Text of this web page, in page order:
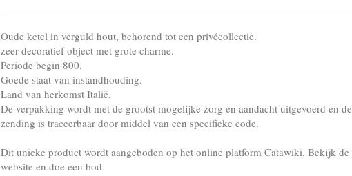
Oude ketel in verguld hout, behorend tot een privécollectie.
zeer decoratief object met grote charme.
Periode begin 800.
Goede staat van instandhouding.
Land van herkomst Italië.
De verpakking wordt met de grootst mogelijke zorg en aandacht uitgevoerd en de
zending is traceerbaar door middel van een specifieke code.
Dit unieke product wordt aangeboden op het online platform Catawiki. Bekijk de
website en doe een bod